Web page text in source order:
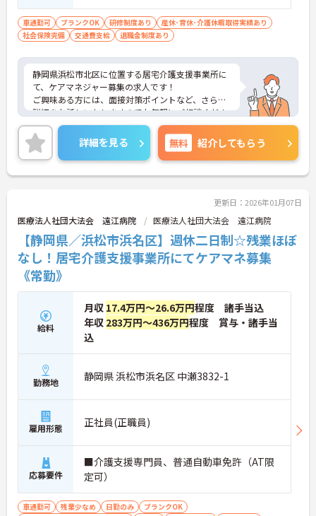
車通勤可 ブランクOK 研修制度あり
産休･育休･介護休暇取得実績あり
社会保険完備
交通費支給 退職金制度あり
静岡県浜松市北区に位置する居宅介護支援事業所に
て、ケアマネジャー募集の求人です！
ご興味ある方には、面接対策ポイントなど、さらに
詳細をお話しいたしますのでお気軽にご相談くださ
い！
詳細を見る 無料 紹介してもらう
更新日：2026年01月07日
医療法人社団大法会 遠江病院 医療法人社団大法会 遠江病院
【静岡県／浜松市浜名区】週休二日制☆残業ほぼ
なし！居宅介護支援事業所にてケアマネ募集
《常勤》
給料
月収 17.4万円～26.6万円程度 諸手当込
年収 283万円～436万円程度 賞与・諸手当
込
勤務地 静岡県 浜松市浜名区 中瀬3832-1
雇用形態 正社員(正職員)
応募要件
■介護支援専門員、普通自動車免許（AT限
定可）
車通勤可 残業少なめ 日勤のみ
ブランクOK